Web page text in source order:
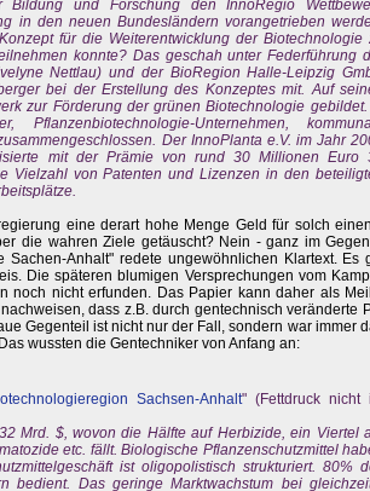
und Forschung den InnoRegio
in den neuen Bundesländern vorangetrieben
für die Weiterentwicklung der Biotechnologie
konnte? Das geschah unter Federführung
Nettlau) und der BioRegion Halle-Leipzig
bei der Erstellung des Konzeptes mit. Auf
zur Förderung der grünen Biotechnologie gebildet.
Unternehmen,
Der InnoPlanta e.V. im Jahr
mit der Prämie von rund 30 Millionen Euro
Vielzahl von Patenten und Lizenzen in den
eine derart hohe Menge Geld für solch
die wahren Ziele getäuscht? Nein - ganz im
Anhalt" redete ungewöhnlichen Klartext. Es
Die späteren blumigen Versprechungen vom
noch nicht erfunden. Das Papier kann daher als
dass z.B. durch gentechnisch veränderte
Gegenteil ist nicht nur der Fall, sondern war immer
wussten die Gentechniker von Anfang an:
Sachsen-Anhalt" (Fettdruck nicht
Mrd. $, wovon die Hälfte auf Herbizide, ein Viertel
etc. fällt. Biologische Pflanzenschutzmittel
ist oligopolistisch strukturiert. 80%
bedient. Das geringe Marktwachstum bei